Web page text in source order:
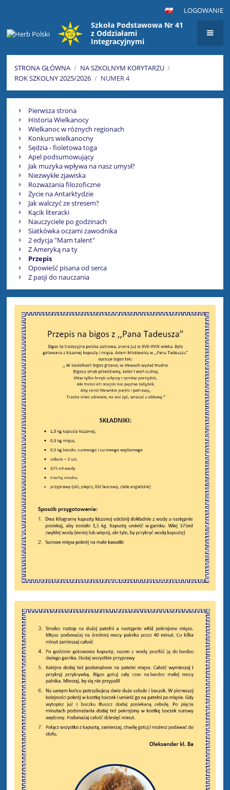
LOGOWANIE
Szkoła Podstawowa Nr 41
z Oddziałami
Integracyjnymi
w Szczecinie
STRONA GŁÓWNA / NA SZKOLNYM KORYTARZU /
ROK SZKOLNY 2025/2026 / NUMER 4
Numer
Pierwsza strona
Historia Wielkanocy
Wielkanoc w różnych regionach
Konkurs wielkanocny
Sędzia - fioletowa toga
Apel podsumowujący
Jak muzyka wpływa na nasz umysł?
Niezwykłe zjawiska
Rozważania filozoficzne
Życie na Antarktydzie
Jak walczyć ze stresem?
Kącik literacki
Nauczyciele po godzinach
Siatkówka oczami zawodnika
2 edycja "Mam talent"
Z Ameryką na ty
Przepis
Opowieść pisana od serca
Z pasji do nauczania